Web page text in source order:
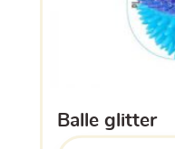
balle glitter